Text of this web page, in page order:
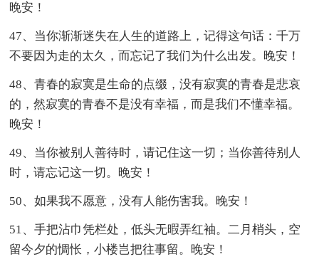
晚安！
47、当你渐渐迷失在人生的道路上，记得这句话：千万
不要因为走的太久，而忘记了我们为什么出发。晚安！
48、青春的寂寞是生命的点缀，没有寂寞的青春是悲哀
的，然寂寞的青春不是没有幸福，而是我们不懂幸福。
晚安！
49、当你被别人善待时，请记住这一切；当你善待别人
时，请忘记这一切。晚安！
50、如果我不愿意，没有人能伤害我。晚安！
51、手把沾巾凭栏处，低头无暇弄红袖。二月梢头，空
留今夕的惆怅，小楼岂把往事留。晚安！